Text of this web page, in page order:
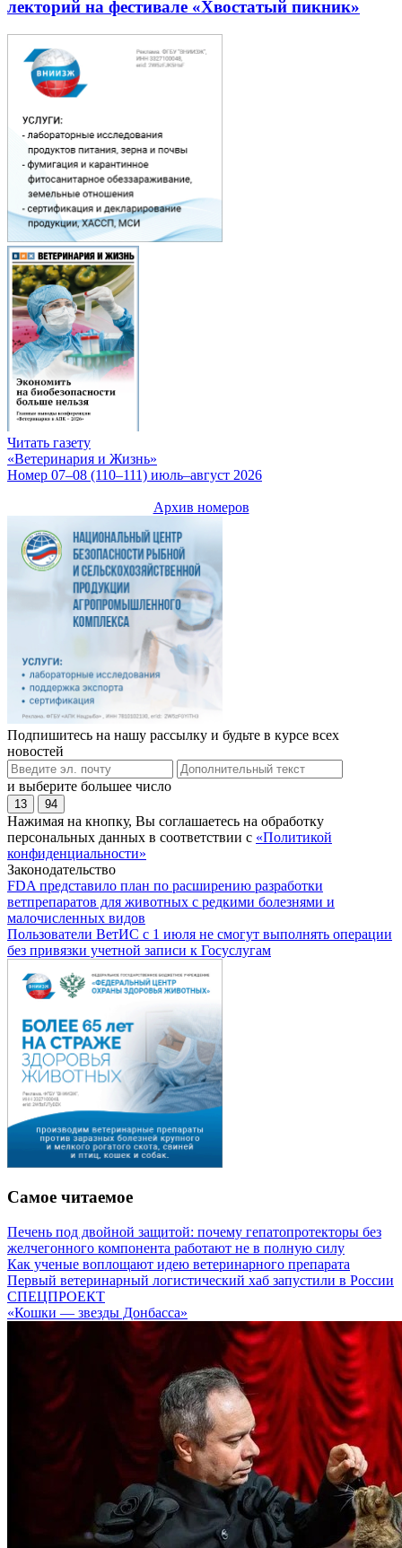
лекторий на фестивале «Хвостатый пикник»
Читать газету
«Ветеринария и Жизнь»
Номер 07–08 (110–111) июль–август 2026
Архив номеров
Подпишитесь на нашу рассылку и будьте в курсе всех
новостей
и выберите большее число
13 94
Нажимая на кнопку, Вы соглашаетесь на обработку
персональных данных в соответствии с «Политикой
конфиденциальности»
Законодательство
FDA представило план по расширению разработки
ветпрепаратов для животных с редкими болезнями и
малочисленных видов
Пользователи ВетИС с 1 июля не смогут выполнять операции
без привязки учетной записи к Госуслугам
Самое читаемое
Печень под двойной защитой: почему гепатопротекторы без
желчегонного компонента работают не в полную силу
Как ученые воплощают идею ветеринарного препарата
Первый ветеринарный логистический хаб запустили в России
СПЕЦПРОЕКТ
«Кошки — звезды Донбасса»